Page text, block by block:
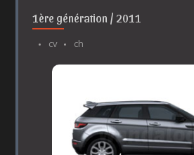
1ère génération / 2011
cv ch